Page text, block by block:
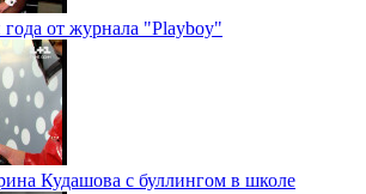
года от журнала "Playboy"
Кудашова с буллингом в школе